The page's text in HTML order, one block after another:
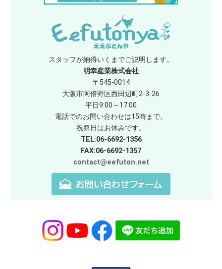
スタッフが納得いくまでご説明します。
明幸産業株式会社
〒545-0014
大阪市阿倍野区西田辺町2-3-26
平日9:00～17:00
電話でのお問い合わせは15時まで。
祝祭日はお休みです。
TEL:06-6692-1356
FAX:06-6692-1357
contact@eefuton.net